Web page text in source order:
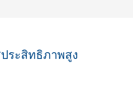
ระสิทธิภาพสูง